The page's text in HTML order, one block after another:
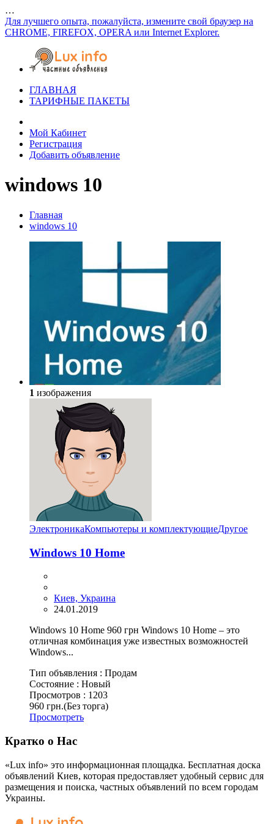
…
Для лучшего опыта, пожалуйста, измените свой браузер на
CHROME, FIREFOX, OPERA или Internet Explorer.
ГЛАВНАЯ
ТАРИФНЫЕ ПАКЕТЫ
Мой Кабинет
Регистрация
Добавить объявление
windows 10
Главная
windows 10
1 изображения
ЭлектроникаКомпьютеры и комплектующиеДругое
Windows 10 Home
Киев, Украина
24.01.2019
Windows 10 Home 960 грн Windows 10 Home – это
отличная комбинация уже известных возможностей
Windows...
Тип объявления : Продам
Состояние : Новый
Просмотров : 1203
960 грн.(Без торга)
Просмотреть
Кратко о Нас
«Lux info» это информационная площадка. Бесплатная доска
объявлений Киев, которая предоставляет удобный сервис для
размещения и поиска, частных объявлений по всем городам
Украины.